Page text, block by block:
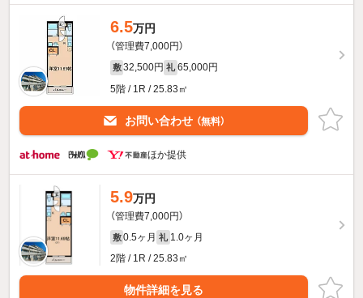
6.5万円
（管理費7,000円）
敷 32,500円 礼 65,000円
5階 / 1R / 25.83㎡
お問い合わせ （無料）
ほか提供
5.9万円
（管理費7,000円）
敷 0.5ヶ月 礼 1.0ヶ月
2階 / 1R / 25.83㎡
物件詳細を見る